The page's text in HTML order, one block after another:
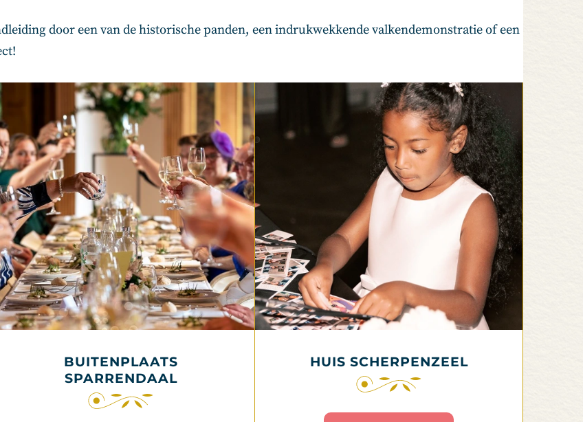
door een van de historische panden, een indrukwekkende valkendemonstratie of een
BUITENPLAATS
SPARRENDAAL
HUIS SCHERPENZEEL